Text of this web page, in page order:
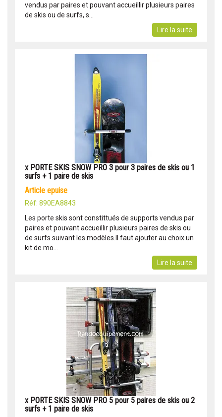
vendus par paires et pouvant accueillir plusieurs paires
de skis ou de surfs, s...
Lire la suite
x PORTE SKIS SNOW PRO 3 pour 3 paires de skis ou 1
surfs + 1 paire de skis
article epuise
Réf: 890EA8843
Les porte skis sont constittués de supports vendus par
paires et pouvant accueillir plusieurs paires de skis ou
de surfs suivant les modèles.Il faut ajouter au choix un
kit de mo...
Lire la suite
x PORTE SKIS SNOW PRO 5 pour 5 paires de skis ou 2
surfs + 1 paire de skis